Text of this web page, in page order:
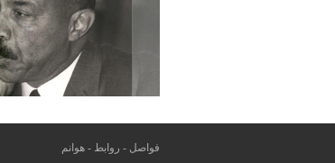
فواصل - روابط -هوانم